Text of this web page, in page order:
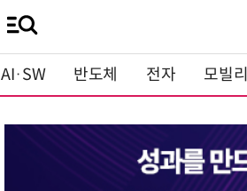
AI·SW 반도체 전자 모빌